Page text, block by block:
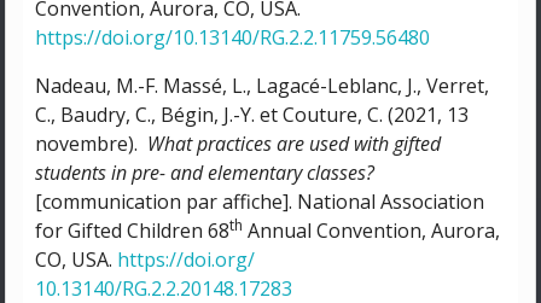
Convention, Aurora, CO, USA.
https://doi.org/10.13140/RG.2.2.11759.56480
Nadeau, M.-F. Massé, L., Lagacé-Leblanc, J., Verret,
C., Baudry, C., Bégin, J.-Y. et Couture, C. (2021, 13
novembre). What practices are used with gifted
students in pre- and elementary classes?
[communication par affiche]. National Association
for Gifted Children 68th Annual Convention, Aurora,
CO, USA. https://doi.org/
10.13140/RG.2.2.20148.17283